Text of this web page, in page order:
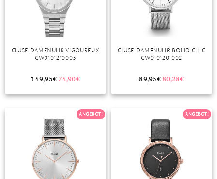
GRANAT
IOLITH
JADE
KYANIT
LABRADORIT
UNGLAUBLICH
ROTER TEPPICH
TREND DES MONATS
CLUSE DAMENUHR VIGOUREUX
CW0101210003
149,95€ 74,90€
CLUSE DAMENUHR BOHO CHIC
CW0101201002
89,95€ 80,28€
ANGEBOT! ANGEBOT!